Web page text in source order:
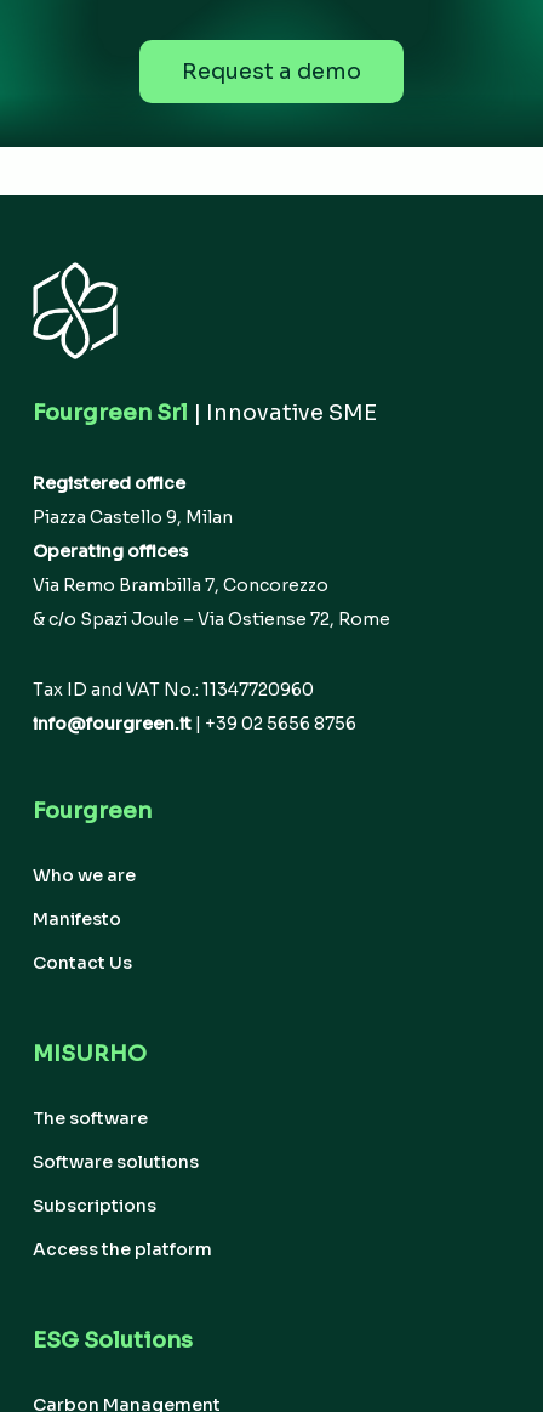
Request a demo
Fourgreen Srl | Innovative SME
Registered office
Piazza Castello 9, Milan
Operating offices
Via Remo Brambilla 7, Concorezzo
& c/o Spazi Joule – Via Ostiense 72, Rome
Tax ID and VAT No.: 11347720960
info@fourgreen.it | +39 02 5656 8756
Fourgreen
Who we are
Manifesto
Contact Us
MISURHO
The software
Software solutions
Subscriptions
Access the platform
ESG Solutions
Carbon Management